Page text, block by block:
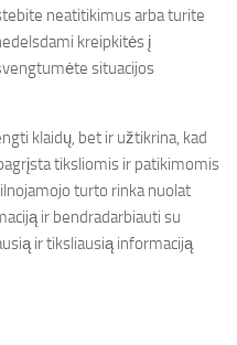
neatitikimus arba turite
kreipkitės į
situacijos
klaidų, bet ir užtikrina, kad
tiksliomis ir patikimomis
turto rinka nuolat
ir bendradarbiauti su
ir tiksliausią informaciją